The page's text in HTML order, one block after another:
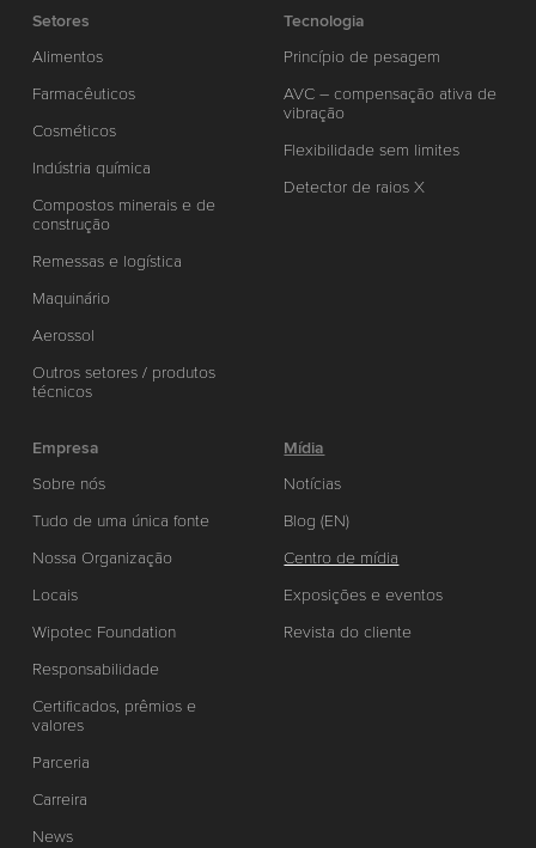
Setores
Alimentos
Farmacêuticos
Cosméticos
Indústria química
Compostos minerais e de
construção
Remessas e logística
Maquinário
Aerossol
Outros setores / produtos
técnicos
Tecnologia
Princípio de pesagem
AVC – compensação ativa de
vibração
Flexibilidade sem limites
Detector de raios X
Empresa
Sobre nós
Tudo de uma única fonte
Nossa Organização
Locais
Wipotec Foundation
Responsabilidade
Certificados, prêmios e
valores
Parceria
Carreira
News
Mídia
Notícias
Blog (EN)
Centro de mídia
Exposições e eventos
Revista do cliente